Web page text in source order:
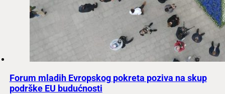
Forum mladih Evropskog pokreta poziva na skup
podrške EU budućnosti